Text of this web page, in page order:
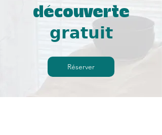
découverte
𝗴𝗿𝗮𝘁𝘂𝗶𝘁
Réserver